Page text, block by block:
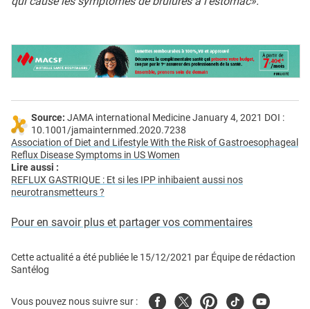
Source: JAMA international Medicine January 4, 2021 DOI :
10.1001/jamainternmed.2020.7238
Association of Diet and Lifestyle With the Risk of Gastroesophageal
Reflux Disease Symptoms in US Women
Lire aussi :
REFLUX GASTRIQUE : Et si les IPP inhibaient aussi nos
neurotransmetteurs ?
Pour en savoir plus et partager vos commentaires
Cette actualité a été publiée le 15/12/2021 par Équipe de rédaction
Santélog
Vous pouvez nous suivre sur : FacebookTwitterPinterest
TiktokYoutube